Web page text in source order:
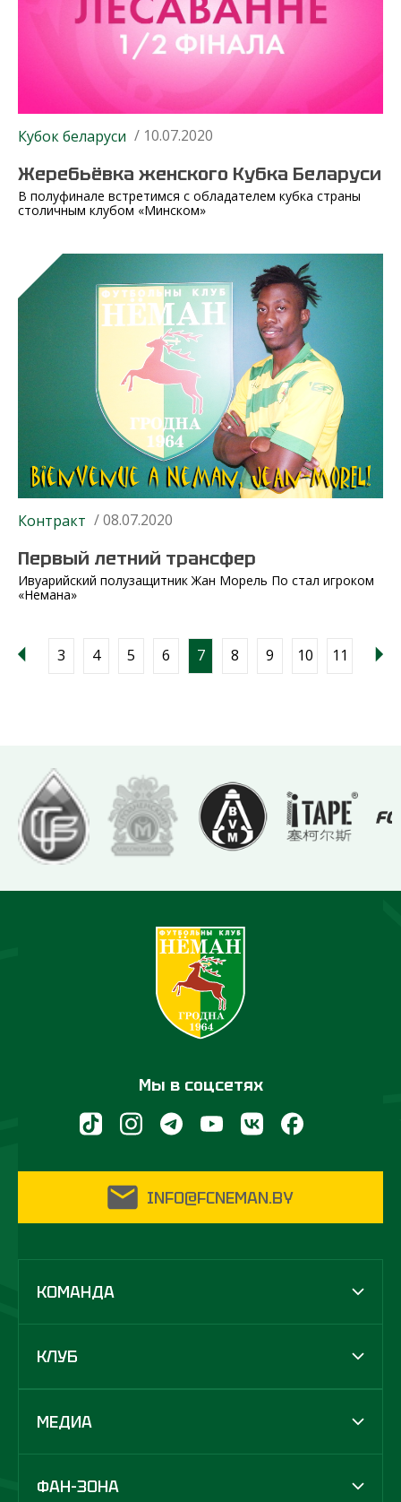
Кубок беларуси / 10.07.2020
Жеребьёвка женского Кубка Беларуси
В полуфинале встретимся с обладателем кубка страны
столичным клубом «Минском»
Контракт / 08.07.2020
Первый летний трансфер
Ивуарийский полузащитник Жан Морель По стал игроком
«Немана»
3 4 5 6 7 8 9 10 11
Мы в соцсетях
INFO@FCNEMAN.BY
КОМАНДА
КЛУБ
МЕДИА
ФАН-ЗОНА